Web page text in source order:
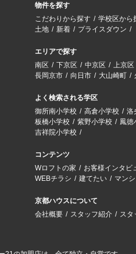
物件を探す
こだわりから探す
学校区から
土地
新着 プライスダウン
エリアで探す
南区
下京区 中京区 上京区
長岡京市
向日市 大山崎町
よく検索される学区
御所南小学校
高倉小学校 洛
板橋小学校
紫野小学校 鳳徳
吉祥院小学校
コンテンツ
Wロフトの家
お客様インタビ
WEBチラシ
建てたい マン
京都ハウスについて
会社概要
スタッフ紹介 スタ